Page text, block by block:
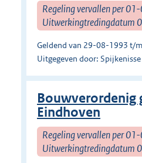
Regeling vervallen per
Uitwerkingtredingdatum
Geldend van 29-08-1993 t/
Uitgegeven door: Spijkenisse
Bouwverordenig
Eindhoven
Regeling vervallen per
Uitwerkingtredingdatum